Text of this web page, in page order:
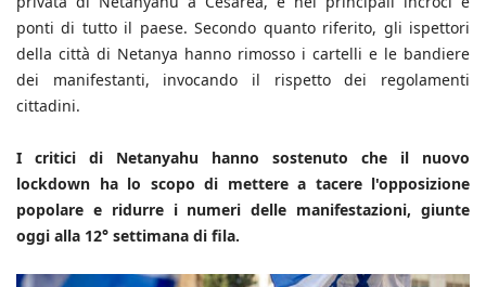
ponti di tutto il paese. Secondo quanto riferito, gli ispettori
della città di Netanya hanno rimosso i cartelli e le bandiere
dei manifestanti, invocando il rispetto dei regolamenti
cittadini.
I critici di Netanyahu hanno sostenuto che il nuovo
lockdown ha lo scopo di mettere a tacere l'opposizione
popolare e ridurre i numeri delle manifestazioni, giunte
oggi alla 12° settimana di fila.